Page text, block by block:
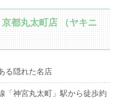
京都丸太町店 （ヤキニ
る隠れた名店
「神宮丸太町」駅から徒歩約